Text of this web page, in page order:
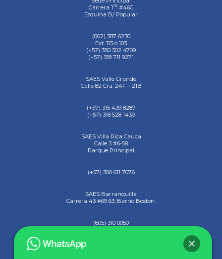
Carrera 1 ra #46C
Esquina B/ Popular
(602) 387 6230
Ext. 113 o 103
(+57) 350 302 4709
(+57) 318 711 9271
SAES Valle Grande
Calle 82 Cra. 24F – 21B
(+57) 315 439 8287
(+57) 318 528 1430
SAES Villa Rica Cauca
Calle 3 #6-58
Parque Principal
(+57) 300 611 7076
SAES Barranquilla
Carrera 43 #69 63, Barrio Boston.
(605) 310 0050